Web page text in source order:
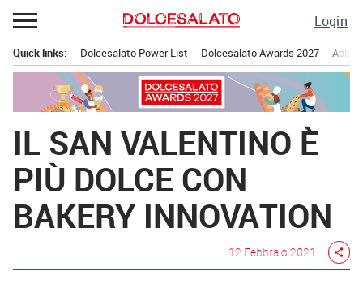
Passa
al
contenuto
Login
principale
Quick links: Dolcesalato Power List Dolcesalato Awards 2027
IL SAN VALENTINO È
PIÙ DOLCE CON
BAKERY INNOVATION
12 Febbraio 2021 share